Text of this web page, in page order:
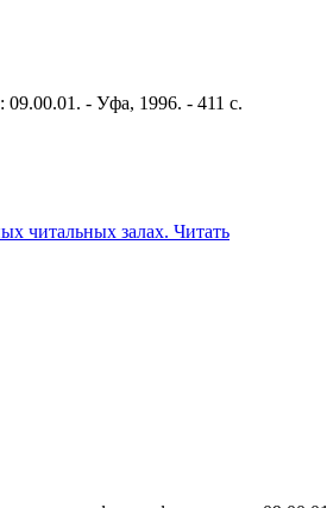
09.00.01. - Уфа, 1996. - 411 с.
Читать